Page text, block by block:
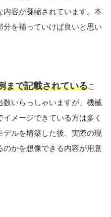
容が凝縮されています。本
を補っていけば良いと思い
まで記載されているこ
数いらっしゃいますが、機械
メージできている方は多く
ルを構築した後、実際の現
かを想像できる内容が用意